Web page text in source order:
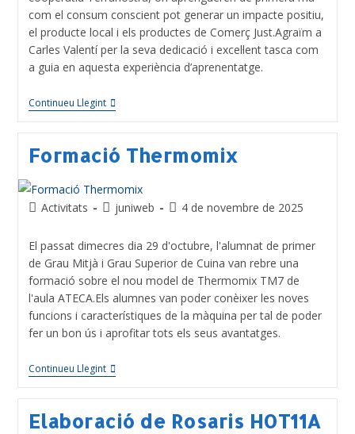
com el consum conscient pot generar un impacte positiu,
el producte local i els productes de Comerç Just.Agraïm a
Carles Valentí per la seva dedicació i excel·lent tasca com
a guia en aquesta experiència d’aprenentatge.
Continueu Llegint
Formació Thermomix
Activitats juniweb 4 de novembre de 2025
El passat dimecres dia 29 d'octubre, l'alumnat de primer
de Grau Mitjà i Grau Superior de Cuina van rebre una
formació sobre el nou model de Thermomix TM7 de
l'aula ATECA.Els alumnes van poder conèixer les noves
funcions i característiques de la màquina per tal de poder
fer un bon ús i aprofitar tots els seus avantatges.
Continueu Llegint
Elaboració de Rosaris HOT11A